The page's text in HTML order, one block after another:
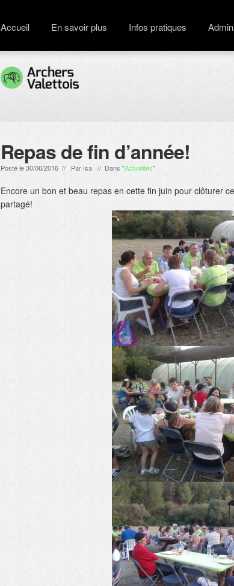
Accueil En savoir plus Infos pratiques
Repas de fin d’année!
Posté le 30/06/2016 // Par Isa // Dans "Actualités"
Encore un bon et beau repas en cette fin juin pour clôturer
partagé!